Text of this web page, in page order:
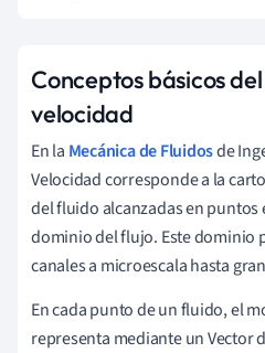
Conceptos básicos
velocidad
En la Mecánica de Fluidosde
Velocidad corresponde a la
del fluido alcanzadas en
dominio del flujo. Este dominio
canales a microescala hasta
En cada punto de un fluido, el
representa mediante un Vector